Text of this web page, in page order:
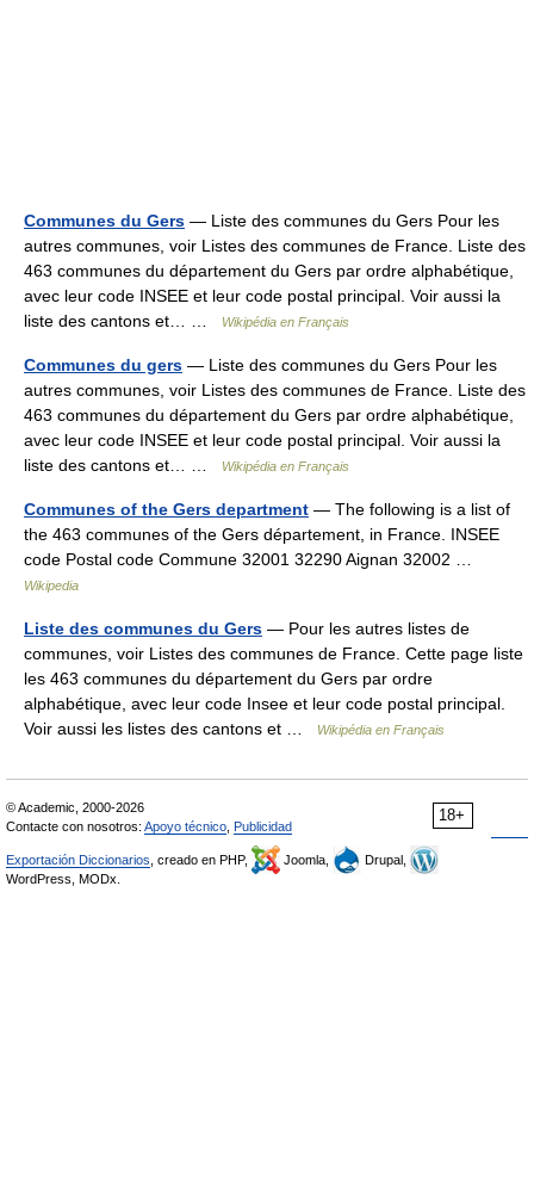
Communes du Gers — Liste des communes du Gers Pour les
autres communes, voir Listes des communes de France. Liste des
463 communes du département du Gers par ordre alphabétique,
avec leur code INSEE et leur code postal principal. Voir aussi la
liste des cantons et… …
Wikipédia en Français
Communes du gers — Liste des communes du Gers Pour les
autres communes, voir Listes des communes de France. Liste des
463 communes du département du Gers par ordre alphabétique,
avec leur code INSEE et leur code postal principal. Voir aussi la
liste des cantons et… …
Wikipédia en Français
Communes of the Gers department — The following is a list of
the 463 communes of the Gers département, in France. INSEE
code Postal code Commune 32001 32290 Aignan 32002 …
Wikipedia
Liste des communes du Gers — Pour les autres listes de
communes, voir Listes des communes de France. Cette page liste
les 463 communes du département du Gers par ordre
alphabétique, avec leur code Insee et leur code postal principal.
Voir aussi les listes des cantons et …
Wikipédia en Français
18+
© Academic, 2000-2026
Contacte con nosotros: Apoyo técnico Publicidad
Exportación Diccionarios , creado en PHP, Joomla,
Drupal,
WordPress, MODx.